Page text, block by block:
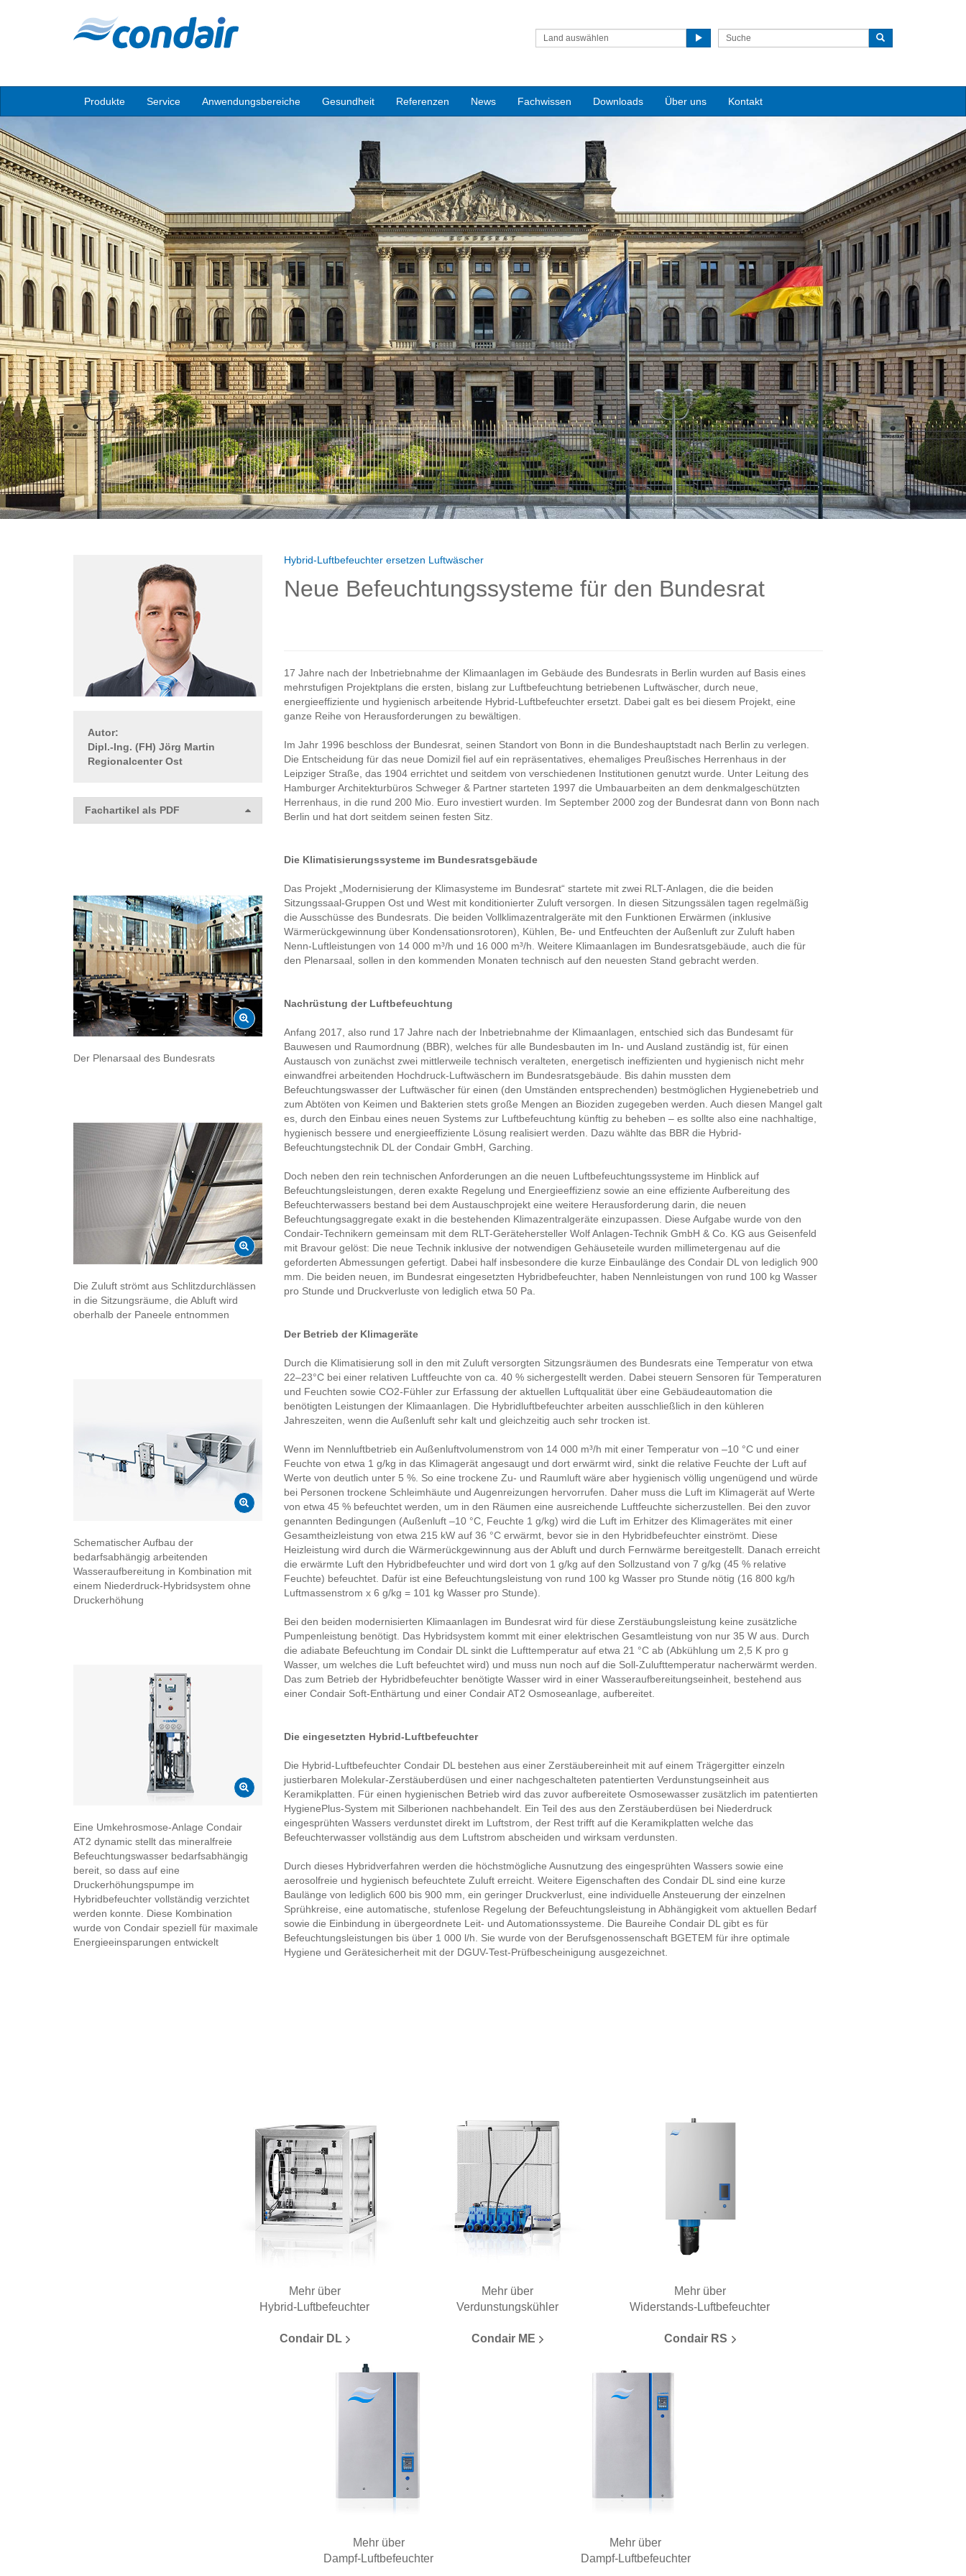
Land auswählen
Produkte Service Anwendungsbereiche Gesundheit Referenzen News Fachwissen Downloads Über uns Kontakt
Autor:
Dipl.-Ing. (FH) Jörg Martin
Regionalcenter Ost
Fachartikel als PDF
Der Plenarsaal des Bundesrats
Die Zuluft strömt aus Schlitzdurchlässen
in die Sitzungsräume, die Abluft wird
oberhalb der Paneele entnommen
Schematischer Aufbau der
bedarfsabhängig arbeitenden
Wasseraufbereitung in Kombination mit
einem Niederdruck-Hybridsystem ohne
Druckerhöhung
Eine Umkehrosmose-Anlage Condair
AT2 dynamic stellt das mineralfreie
Befeuchtungswasser bedarfsabhängig
bereit, so dass auf eine
Druckerhöhungspumpe im
Hybridbefeuchter vollständig verzichtet
werden konnte. Diese Kombination
wurde von Condair speziell für maximale
Energieeinsparungen entwickelt
Hybrid-Luftbefeuchter ersetzen Luftwäscher
Neue Befeuchtungssysteme für den Bundesrat
17 Jahre nach der Inbetriebnahme der Klimaanlagen im Gebäude des Bundesrats in Berlin wurden auf Basis eines
mehrstufigen Projektplans die ersten, bislang zur Luftbefeuchtung betriebenen Luftwäscher, durch neue,
energieeffiziente und hygienisch arbeitende Hybrid-Luftbefeuchter ersetzt. Dabei galt es bei diesem Projekt, eine
ganze Reihe von Herausforderungen zu bewältigen.
Im Jahr 1996 beschloss der Bundesrat, seinen Standort von Bonn in die Bundeshauptstadt nach Berlin zu verlegen.
Die Entscheidung für das neue Domizil fiel auf ein repräsentatives, ehemaliges Preußisches Herrenhaus in der
Leipziger Straße, das 1904 errichtet und seitdem von verschiedenen Institutionen genutzt wurde. Unter Leitung des
Hamburger Architekturbüros Schweger & Partner starteten 1997 die Umbauarbeiten an dem denkmalgeschützten
Herrenhaus, in die rund 200 Mio. Euro investiert wurden. Im September 2000 zog der Bundesrat dann von Bonn nach
Berlin und hat dort seitdem seinen festen Sitz.
Die Klimatisierungssysteme im Bundesratsgebäude
Das Projekt „Modernisierung der Klimasysteme im Bundesrat“ startete mit zwei RLT-Anlagen, die die beiden
Sitzungssaal-Gruppen Ost und West mit konditionierter Zuluft versorgen. In diesen Sitzungssälen tagen regelmäßig
die Ausschüsse des Bundesrats. Die beiden Vollklimazentralgeräte mit den Funktionen Erwärmen (inklusive
Wärmerückgewinnung über Kondensationsrotoren), Kühlen, Be- und Entfeuchten der Außenluft zur Zuluft haben
Nenn-Luftleistungen von 14 000 m³/h und 16 000 m³/h. Weitere Klimaanlagen im Bundesratsgebäude, auch die für
den Plenarsaal, sollen in den kommenden Monaten technisch auf den neuesten Stand gebracht werden.
Nachrüstung der Luftbefeuchtung
Anfang 2017, also rund 17 Jahre nach der Inbetriebnahme der Klimaanlagen, entschied sich das Bundesamt für
Bauwesen und Raumordnung (BBR), welches für alle Bundesbauten im In- und Ausland zuständig ist, für einen
Austausch von zunächst zwei mittlerweile technisch veralteten, energetisch ineffizienten und hygienisch nicht mehr
einwandfrei arbeitenden Hochdruck-Luftwäschern im Bundesratsgebäude. Bis dahin mussten dem
Befeuchtungswasser der Luftwäscher für einen (den Umständen entsprechenden) bestmöglichen Hygienebetrieb und
zum Abtöten von Keimen und Bakterien stets große Mengen an Bioziden zugegeben werden. Auch diesen Mangel galt
es, durch den Einbau eines neuen Systems zur Luftbefeuchtung künftig zu beheben – es sollte also eine nachhaltige,
hygienisch bessere und energieeffiziente Lösung realisiert werden. Dazu wählte das BBR die Hybrid-
Befeuchtungstechnik DL der Condair GmbH, Garching.
Doch neben den rein technischen Anforderungen an die neuen Luftbefeuchtungssysteme im Hinblick auf
Befeuchtungsleistungen, deren exakte Regelung und Energieeffizienz sowie an eine effiziente Aufbereitung des
Befeuchterwassers bestand bei dem Austauschprojekt eine weitere Herausforderung darin, die neuen
Befeuchtungsaggregate exakt in die bestehenden Klimazentralgeräte einzupassen. Diese Aufgabe wurde von den
Condair-Technikern gemeinsam mit dem RLT-Gerätehersteller Wolf Anlagen-Technik GmbH & Co. KG aus Geisenfeld
mit Bravour gelöst: Die neue Technik inklusive der notwendigen Gehäuseteile wurden millimetergenau auf die
geforderten Abmessungen gefertigt. Dabei half insbesondere die kurze Einbaulänge des Condair DL von lediglich 900
mm. Die beiden neuen, im Bundesrat eingesetzten Hybridbefeuchter, haben Nennleistungen von rund 100 kg Wasser
pro Stunde und Druckverluste von lediglich etwa 50 Pa.
Der Betrieb der Klimageräte
Durch die Klimatisierung soll in den mit Zuluft versorgten Sitzungsräumen des Bundesrats eine Temperatur von etwa
22–23°C bei einer relativen Luftfeuchte von ca. 40 % sichergestellt werden. Dabei steuern Sensoren für Temperaturen
und Feuchten sowie CO2-Fühler zur Erfassung der aktuellen Luftqualität über eine Gebäudeautomation die
benötigten Leistungen der Klimaanlagen. Die Hybridluftbefeuchter arbeiten ausschließlich in den kühleren
Jahreszeiten, wenn die Außenluft sehr kalt und gleichzeitig auch sehr trocken ist.
Wenn im Nennluftbetrieb ein Außenluftvolumenstrom von 14 000 m³/h mit einer Temperatur von –10 °C und einer
Feuchte von etwa 1 g/kg in das Klimagerät angesaugt und dort erwärmt wird, sinkt die relative Feuchte der Luft auf
Werte von deutlich unter 5 %. So eine trockene Zu- und Raumluft wäre aber hygienisch völlig ungenügend und würde
bei Personen trockene Schleimhäute und Augenreizungen hervorrufen. Daher muss die Luft im Klimagerät auf Werte
von etwa 45 % befeuchtet werden, um in den Räumen eine ausreichende Luftfeuchte sicherzustellen. Bei den zuvor
genannten Bedingungen (Außenluft –10 °C, Feuchte 1 g/kg) wird die Luft im Erhitzer des Klimagerätes mit einer
Gesamtheizleistung von etwa 215 kW auf 36 °C erwärmt, bevor sie in den Hybridbefeuchter einströmt. Diese
Heizleistung wird durch die Wärmerückgewinnung aus der Abluft und durch Fernwärme bereitgestellt. Danach erreicht
die erwärmte Luft den Hybridbefeuchter und wird dort von 1 g/kg auf den Sollzustand von 7 g/kg (45 % relative
Feuchte) befeuchtet. Dafür ist eine Befeuchtungsleistung von rund 100 kg Wasser pro Stunde nötig (16 800 kg/h
Luftmassenstrom x 6 g/kg = 101 kg Wasser pro Stunde).
Bei den beiden modernisierten Klimaanlagen im Bundesrat wird für diese Zerstäubungsleistung keine zusätzliche
Pumpenleistung benötigt. Das Hybridsystem kommt mit einer elektrischen Gesamtleistung von nur 35 W aus. Durch
die adiabate Befeuchtung im Condair DL sinkt die Lufttemperatur auf etwa 21 °C ab (Abkühlung um 2,5 K pro g
Wasser, um welches die Luft befeuchtet wird) und muss nun noch auf die Soll-Zulufttemperatur nacherwärmt werden.
Das zum Betrieb der Hybridbefeuchter benötigte Wasser wird in einer Wasseraufbereitungseinheit, bestehend aus
einer Condair Soft-Enthärtung und einer Condair AT2 Osmoseanlage, aufbereitet.
Die eingesetzten Hybrid-Luftbefeuchter
Die Hybrid-Luftbefeuchter Condair DL bestehen aus einer Zerstäubereinheit mit auf einem Trägergitter einzeln
justierbaren Molekular-Zerstäuberdüsen und einer nachgeschalteten patentierten Verdunstungseinheit aus
Keramikplatten. Für einen hygienischen Betrieb wird das zuvor aufbereitete Osmosewasser zusätzlich im patentierten
HygienePlus-System mit Silberionen nachbehandelt. Ein Teil des aus den Zerstäuberdüsen bei Niederdruck
eingesprühten Wassers verdunstet direkt im Luftstrom, der Rest trifft auf die Keramikplatten welche das
Befeuchterwasser vollständig aus dem Luftstrom abscheiden und wirksam verdunsten.
Durch dieses Hybridverfahren werden die höchstmögliche Ausnutzung des eingesprühten Wassers sowie eine
aerosolfreie und hygienisch befeuchtete Zuluft erreicht. Weitere Eigenschaften des Condair DL sind eine kurze
Baulänge von lediglich 600 bis 900 mm, ein geringer Druckverlust, eine individuelle Ansteuerung der einzelnen
Sprühkreise, eine automatische, stufenlose Regelung der Befeuchtungsleistung in Abhängigkeit vom aktuellen Bedarf
sowie die Einbindung in übergeordnete Leit- und Automationssysteme. Die Baureihe Condair DL gibt es für
Befeuchtungsleistungen bis über 1 000 l/h. Sie wurde von der Berufsgenossenschaft BGETEM für ihre optimale
Hygiene und Gerätesicherheit mit der DGUV-Test-Prüfbescheinigung ausgezeichnet.
Mehr über
Hybrid-Luftbefeuchter
Condair DL
Mehr über
Verdunstungskühler
Condair ME
Mehr über
Widerstands-Luftbefeuchter
Condair RS
Mehr über
Dampf-Luftbefeuchter
Mehr über
Dampf-Luftbefeuchter